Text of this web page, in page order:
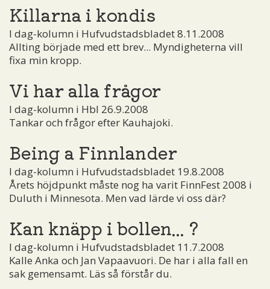
Killarna i kondis
I dag-kolumn i Hufvudstadsbladet 8.11.2008
Allting började med ett brev... Myndigheterna vill
fixa min kropp.
Vi har alla frågor
I dag-kolumn i Hbl 26.9.2008
Tankar och frågor efter Kauhajoki.
Being a Finnlander
I dag-kolumn i Hufvudstadsbladet 19.8.2008
Årets höjdpunkt måste nog ha varit FinnFest 2008 i
Duluth i Minnesota. Men vad lärde vi oss där?
Kan knäpp i bollen... ?
I dag-kolumn i Hufvudstadsbladet 11.7.2008
Kalle Anka och Jan Vapaavuori. De har i alla fall en
sak gemensamt. Läs så förstår du.